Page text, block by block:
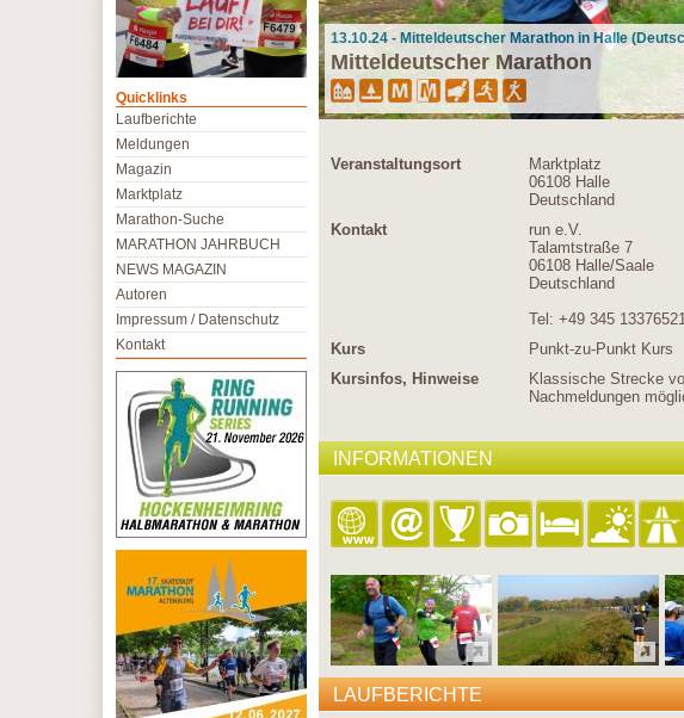
13.10.24 - Mitteldeutscher Marathon in Halle
Mitteldeutscher Marathon
Veranstaltungsort
Marktplatz
06108 Halle
Deutschland
Kontakt
run e.V.
Talamtstraße 7
06108 Halle/Saale
Deutschland
Tel: +49 345
Kurs
Punkt-zu-Punkt Kurs
Kursinfos, Hinweise
Klassische Strecke
Nachmeldungen
INFORMATIONEN
LAUFBERICHTE
Quicklinks
Laufberichte
Meldungen
Magazin
Marktplatz
Marathon-Suche
MARATHON JAHRBUCH
NEWS MAGAZIN
Autoren
Impressum / Datenschutz
Kontakt